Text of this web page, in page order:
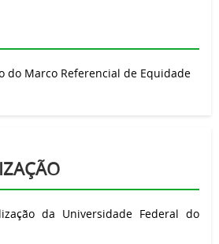
do Marco Referencial de Equidade
da Universidade Federal do